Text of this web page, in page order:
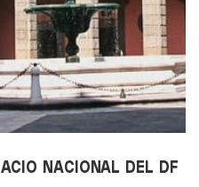
NACIONAL DEL DF